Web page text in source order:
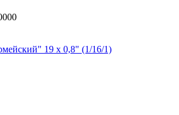
000
19 х 0,8" (1/16/1)